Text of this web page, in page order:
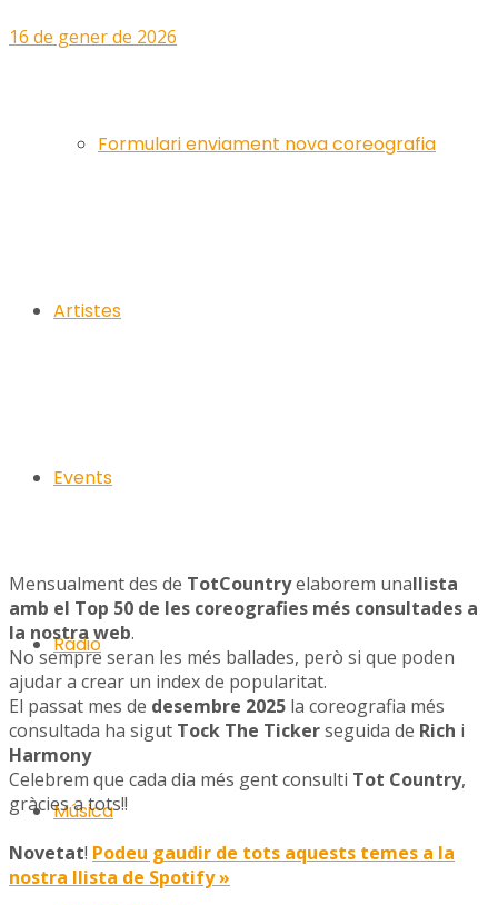
Formulari enviament nova coreografia
Artistes
Events
Ràdio
Música
16 de gener de 2026
Mensualment des de TotCountryelaborem unallista
amb el Top 50 de les coreografies més consultades a
la nostra web.
No sempre seran les més ballades, però si que poden
ajudar a crear un index de popularitat.
El passat mes de desembre 2025 la coreografia més
consultada ha sigut Tock The Tickerseguida de Rich i
Harmony
Celebrem que cada dia més gent consulti Tot Country,
gràcies a tots!!
Novetat! Podeu gaudir de tots aquests temes a la
nostra llista de Spotify »